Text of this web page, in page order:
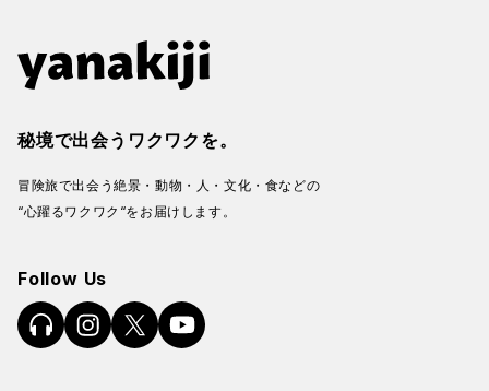
秘境で出会うワクワクを。
冒険旅で出会う絶景・動物・人・文化・食などの
“心躍るワクワク“をお届けします。
Follow Us